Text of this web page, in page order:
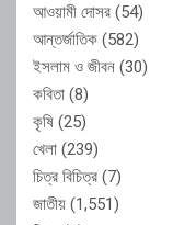
আওয়ামী দোসর (54)
আন্তর্জাতিক (582)
ইসলাম ও জীবন (30)
কবিতা (8)
কৃষি (25)
খেলা (239)
চিত্র বিচিত্র (7)
জাতীয় (1,551)